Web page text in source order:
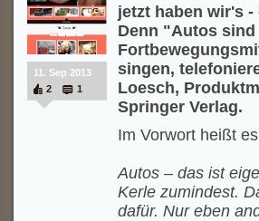
11. Sep 2013
2
1
jetzt haben wir's
Denn "Autos
singen,
Loesch,
Springer Verlag.
Im Vorwort heißt
Autos – das ist
Kerle zumindest.
dafür. Nur eben